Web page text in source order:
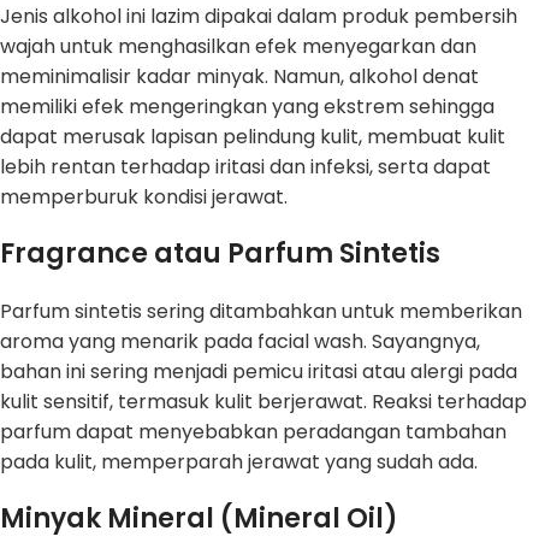
Jenis alkohol ini lazim dipakai dalam produk pembersih
wajah untuk menghasilkan efek menyegarkan dan
meminimalisir kadar minyak. Namun, alkohol denat
memiliki efek mengeringkan yang ekstrem sehingga
dapat merusak lapisan pelindung kulit, membuat kulit
lebih rentan terhadap iritasi dan infeksi, serta dapat
memperburuk kondisi jerawat.
Fragrance atau Parfum Sintetis
Parfum sintetis sering ditambahkan untuk memberikan
aroma yang menarik pada facial wash. Sayangnya,
bahan ini sering menjadi pemicu iritasi atau alergi pada
kulit sensitif, termasuk kulit berjerawat. Reaksi terhadap
parfum dapat menyebabkan peradangan tambahan
pada kulit, memperparah jerawat yang sudah ada.
Minyak Mineral (Mineral Oil)